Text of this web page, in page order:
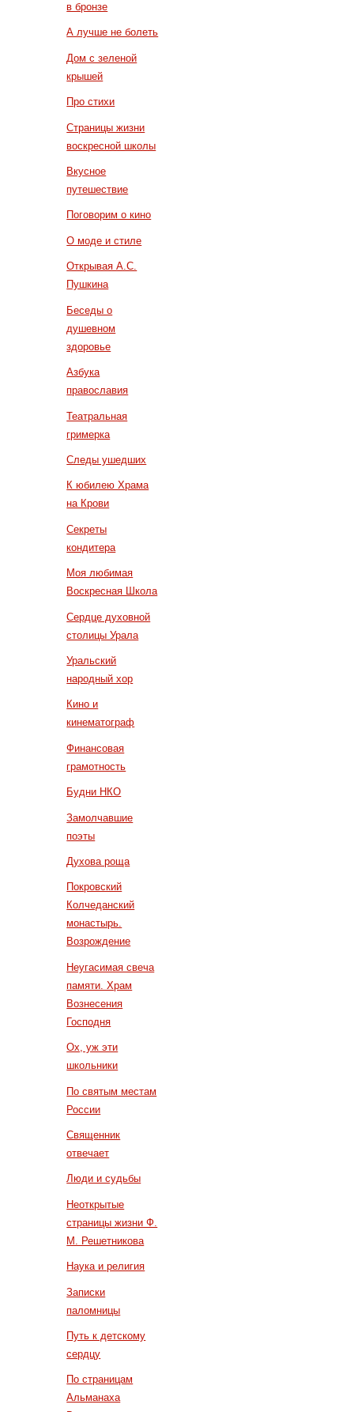
в бронзе
А лучше не болеть
Дом с зеленой
крышей
Про стихи
Страницы жизни
воскресной школы
Вкусное
путешествие
Поговорим о кино
О моде и стиле
Открывая А.С.
Пушкина
Беседы о
душевном
здоровье
Азбука
православия
Театральная
гримерка
Следы ушедших
К юбилею Храма
на Крови
Секреты
кондитера
Моя любимая
Воскресная Школа
Сердце духовной
столицы Урала
Уральский
народный хор
Кино и
кинематограф
Финансовая
грамотность
Будни НКО
Замолчавшие
поэты
Духова роща
Покровский
Колчеданский
монастырь.
Возрождение
Неугасимая свеча
памяти. Храм
Вознесения
Господня
Ох, уж эти
школьники
По святым местам
России
Священник
отвечает
Люди и судьбы
Неоткрытые
страницы жизни Ф.
М. Решетникова
Наука и религия
Записки
паломницы
Путь к детскому
сердцу
По страницам
Альманаха